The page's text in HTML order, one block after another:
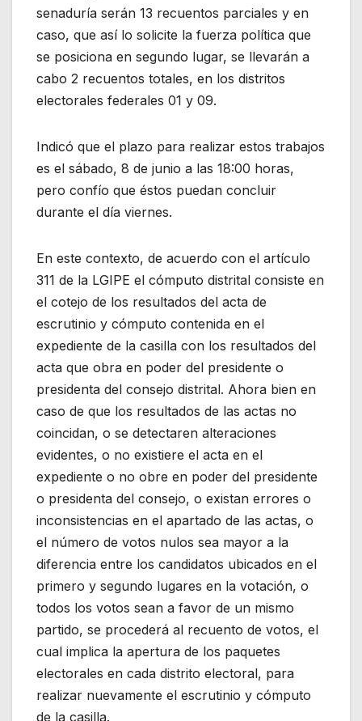
senaduría serán 13 recuentos parciales y en
caso, que así lo solicite la fuerza política que
se posiciona en segundo lugar, se llevarán a
cabo 2 recuentos totales, en los distritos
electorales federales 01 y 09.
Indicó que el plazo para realizar estos trabajos
es el sábado, 8 de junio a las 18:00 horas,
pero confío que éstos puedan concluir
durante el día viernes.
En este contexto, de acuerdo con el artículo
311 de la LGIPE el cómputo distrital consiste en
el cotejo de los resultados del acta de
escrutinio y cómputo contenida en el
expediente de la casilla con los resultados del
acta que obra en poder del presidente o
presidenta del consejo distrital. Ahora bien en
caso de que los resultados de las actas no
coincidan, o se detectaren alteraciones
evidentes, o no existiere el acta en el
expediente o no obre en poder del presidente
o presidenta del consejo, o existan errores o
inconsistencias en el apartado de las actas, o
el número de votos nulos sea mayor a la
diferencia entre los candidatos ubicados en el
primero y segundo lugares en la votación, o
todos los votos sean a favor de un mismo
partido, se procederá al recuento de votos, el
cual implica la apertura de los paquetes
electorales en cada distrito electoral, para
realizar nuevamente el escrutinio y cómputo
de la casilla.